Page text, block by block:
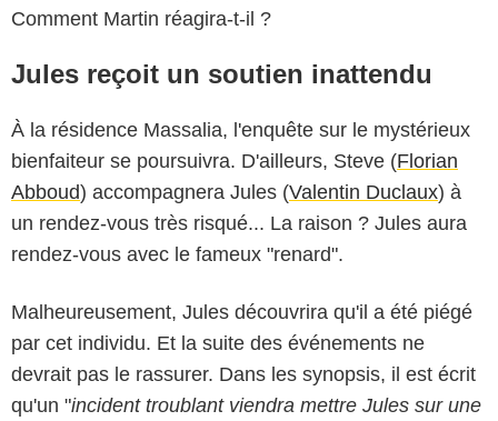
Comment Martin réagira-t-il ?
Jules reçoit un soutien inattendu
À la résidence Massalia, l'enquête sur le mystérieux
bienfaiteur se poursuivra. D'ailleurs, Steve (Florian
Abboud) accompagnera Jules (Valentin Duclaux) à
un rendez-vous très risqué... La raison ? Jules aura
rendez-vous avec le fameux "renard".
Malheureusement, Jules découvrira qu'il a été piégé
par cet individu. Et la suite des événements ne
devrait pas le rassurer. Dans les synopsis, il est écrit
qu'un "incident troublant viendra mettre Jules sur une